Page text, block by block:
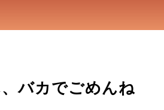
、バカでごめんね